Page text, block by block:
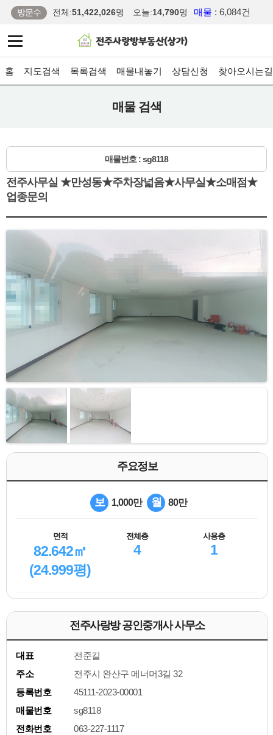
방문수 전체:51,422,026명 오늘:14,790명 매물 : 6,084건
홈 지도검색 목록검색 매물내놓기 상담신청 찾아오시는길
매물 검색
매물번호 : sg8118
전주사무실 ★만성동★주차장넓음★사무실★소매점★
업종문의
주요정보
보 1,000만 월 80만
면적
82.642㎡
(24.999평)
전체층
4
사용층
1
전주사랑방 공인중개사 사무소
대표
전준길
주소
전주시 완산구 메너머3길 32
등록번호
45111-2023-00001
매물번호
sg8118
전화번호
063-227-1117